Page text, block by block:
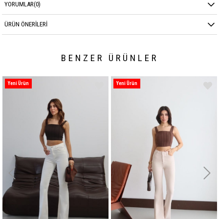
YORUMLAR(0)
ÜRÜN ÖNERILERI
BENZER ÜRÜNLER